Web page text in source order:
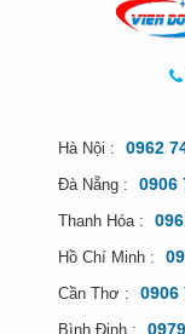
Hà Nội :
0962
Đà Nẵng : 0906
Thanh Hóa :
Hồ Chí Minh :
Cần Thơ : 0906
Bình Định :